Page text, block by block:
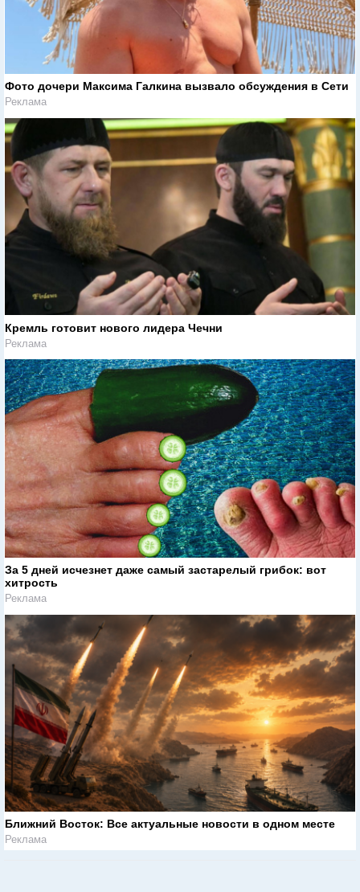
Фото дочери Максима Галкина вызвало обсуждения в Сети
Реклама
Кремль готовит нового лидера Чечни
Реклама
За 5 дней исчезнет даже самый застарелый грибок: вот
хитрость
Реклама
Ближний Восток: Все актуальные новости в одном месте
Реклама